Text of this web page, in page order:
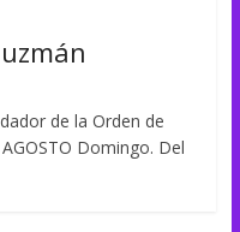
de la Orden de
Domingo. Del